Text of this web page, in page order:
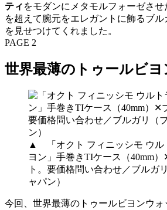
ティ をモダンにメタモルフォーゼさせ
を超えて腕元をエレガントに飾るブ
を見せつけてくれました。
PAGE 2
世界最薄のトゥールビヨ
▲ 「オクト フィニッシモ ウル
ヨン」手巻きTIケース（40mm
ト。要価格問い合わせ／ブルガ
ャパン）
今回、世界最薄のトゥールビヨンウ